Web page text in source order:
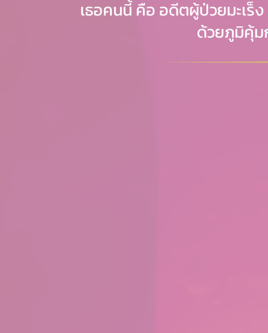
เธอคนนี้ คือ อดีตผู้ป่วยมะเร็
ด้วยภูมิคุ้ม